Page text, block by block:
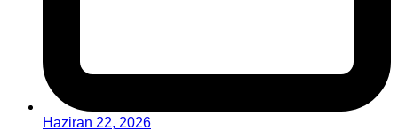
Haziran 22, 2026